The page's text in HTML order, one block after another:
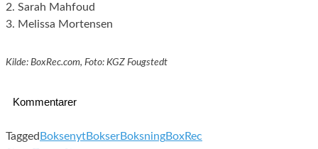
2. Sarah Mahfoud
3. Melissa Mortensen
Kilde: BoxRec.com, Foto: KGZ Fougstedt
Kommentarer
Tagged BoksenytBokserBoksningBoxRec